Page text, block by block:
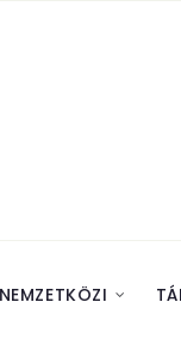
NEMZETKÖZI